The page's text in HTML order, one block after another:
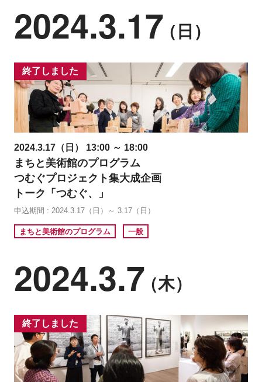
2024.3.17（日）
終了しました
2024.3.17（日） 13:00 ～ 18:00
まちと美術館のプログラム
つむぐプロジェクト集大成企画
トーク「つむぐ、」
申込期間 : 2024.3.17（日）～ 3.17（日）
まちと美術館のプログラム 一般
2024.3.7（木）
終了しました